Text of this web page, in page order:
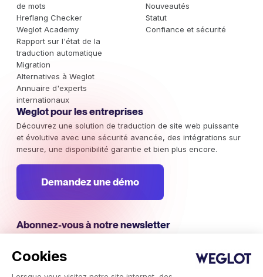
Cookies
de mots
Hreflang Checker
Weglot Academy
Rapport sur l'état de la
traduction automatique
Migration
Alternatives à Weglot
Annuaire d'experts
internationaux
Nouveautés
Statut
Confiance et sécurité
Weglot pour les entreprises
Découvrez une solution de traduction de site web puissante
et évolutive avec une sécurité avancée, des intégrations sur
mesure, une disponibilité garantie et bien plus encore.
Demandez une démo
Abonnez-vous à notre newsletter
des tendances et des informations à ne pas manquer.